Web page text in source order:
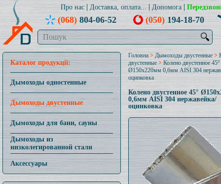
Про нас Доставка, оплата... Допомога
(068)804-06-52 (050)194-18-70
🔍
Каталог продукції:
Дымоходы одностенные
Дымоходы двустенные
Дымоходы для бани, сауны
Дымоходы из
низколегированной стали
Аксессуары
Головна > Дымоходы двустенные >
двустенные>Колено двустенное 45°
Ø150x220мм 0,6мм AISI 304
оцинковка
Колено двустенное 45°
0,6мм AISI 304 нержавейка/
оцинковка